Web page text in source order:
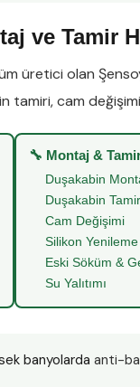
ve Tamir
üretici olan
tamiri,cam değişimi
🔧 Montaj &
Duşakabin
Duşakabin
Cam Değişimi
Silikon Yenileme
Eski Söküm &
Su Yalıtımı
banyolarda anti-